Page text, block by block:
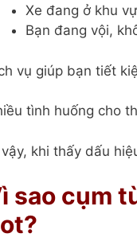
Xe đang ở khu
Bạn đang vội,
vụ giúp bạn tiết
tình huống cho
khi thấy dấu
sao cụm